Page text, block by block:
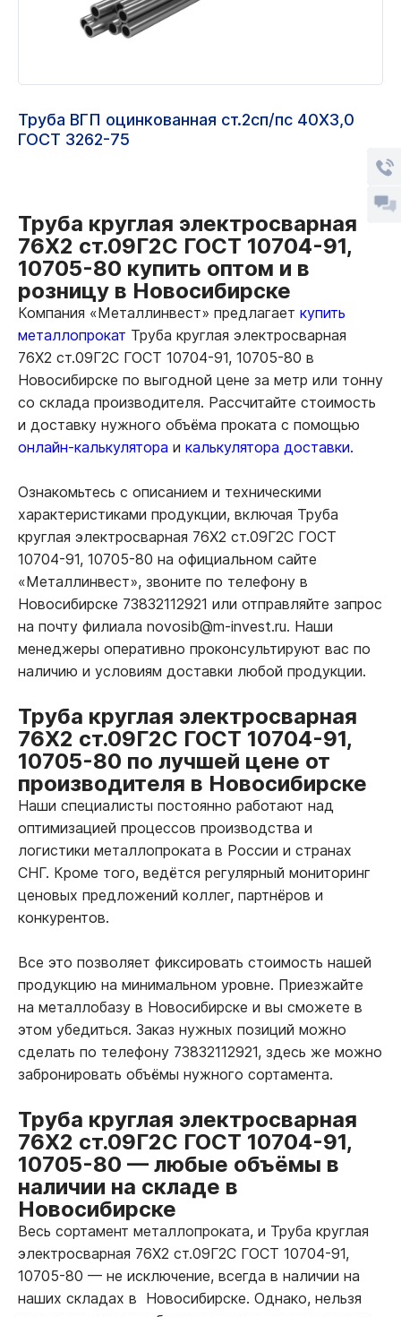
Труба ВГП оцинкованная ст.2сп/пс 40Х3,0
ГОСТ 3262-75
Труба круглая электросварная
76Х2 ст.09Г2С ГОСТ 10704-91,
10705-80 купить оптом и в
розницу в Новосибирске
Компания «Металлинвест» предлагает купить
металлопрокат Труба круглая электросварная
76Х2 ст.09Г2С ГОСТ 10704-91, 10705-80 в
Новосибирске по выгодной цене за метр или тонну
со склада производителя. Рассчитайте стоимость
и доставку нужного объёма проката с помощью
онлайн-калькулятора и калькулятора доставки.
Ознакомьтесь с описанием и техническими
характеристиками продукции, включая Труба
круглая электросварная 76Х2 ст.09Г2С ГОСТ
10704-91, 10705-80 на официальном сайте
«Металлинвест», звоните по телефону в
Новосибирске 73832112921 или отправляйте запрос
на почту филиала novosib@m-invest.ru. Наши
менеджеры оперативно проконсультируют вас по
наличию и условиям доставки любой продукции.
Труба круглая электросварная
76Х2 ст.09Г2С ГОСТ 10704-91,
10705-80 по лучшей цене от
производителя в Новосибирске
Наши специалисты постоянно работают над
оптимизацией процессов производства и
логистики металлопроката в России и странах
СНГ. Кроме того, ведётся регулярный мониторинг
ценовых предложений коллег, партнёров и
конкурентов.
Все это позволяет фиксировать стоимость нашей
продукцию на минимальном уровне. Приезжайте
на металлобазу в Новосибирске и вы сможете в
этом убедиться. Заказ нужных позиций можно
сделать по телефону 73832112921, здесь же можно
забронировать объёмы нужного сортамента.
Труба круглая электросварная
76Х2 ст.09Г2С ГОСТ 10704-91,
10705-80 — любые объёмы в
наличии на складе в
Новосибирске
Весь сортамент металлопроката, и Труба круглая
электросварная 76Х2 ст.09Г2С ГОСТ 10704-91,
10705-80 — не исключение, всегда в наличии на
наших складах в Новосибирске. Однако, нельзя